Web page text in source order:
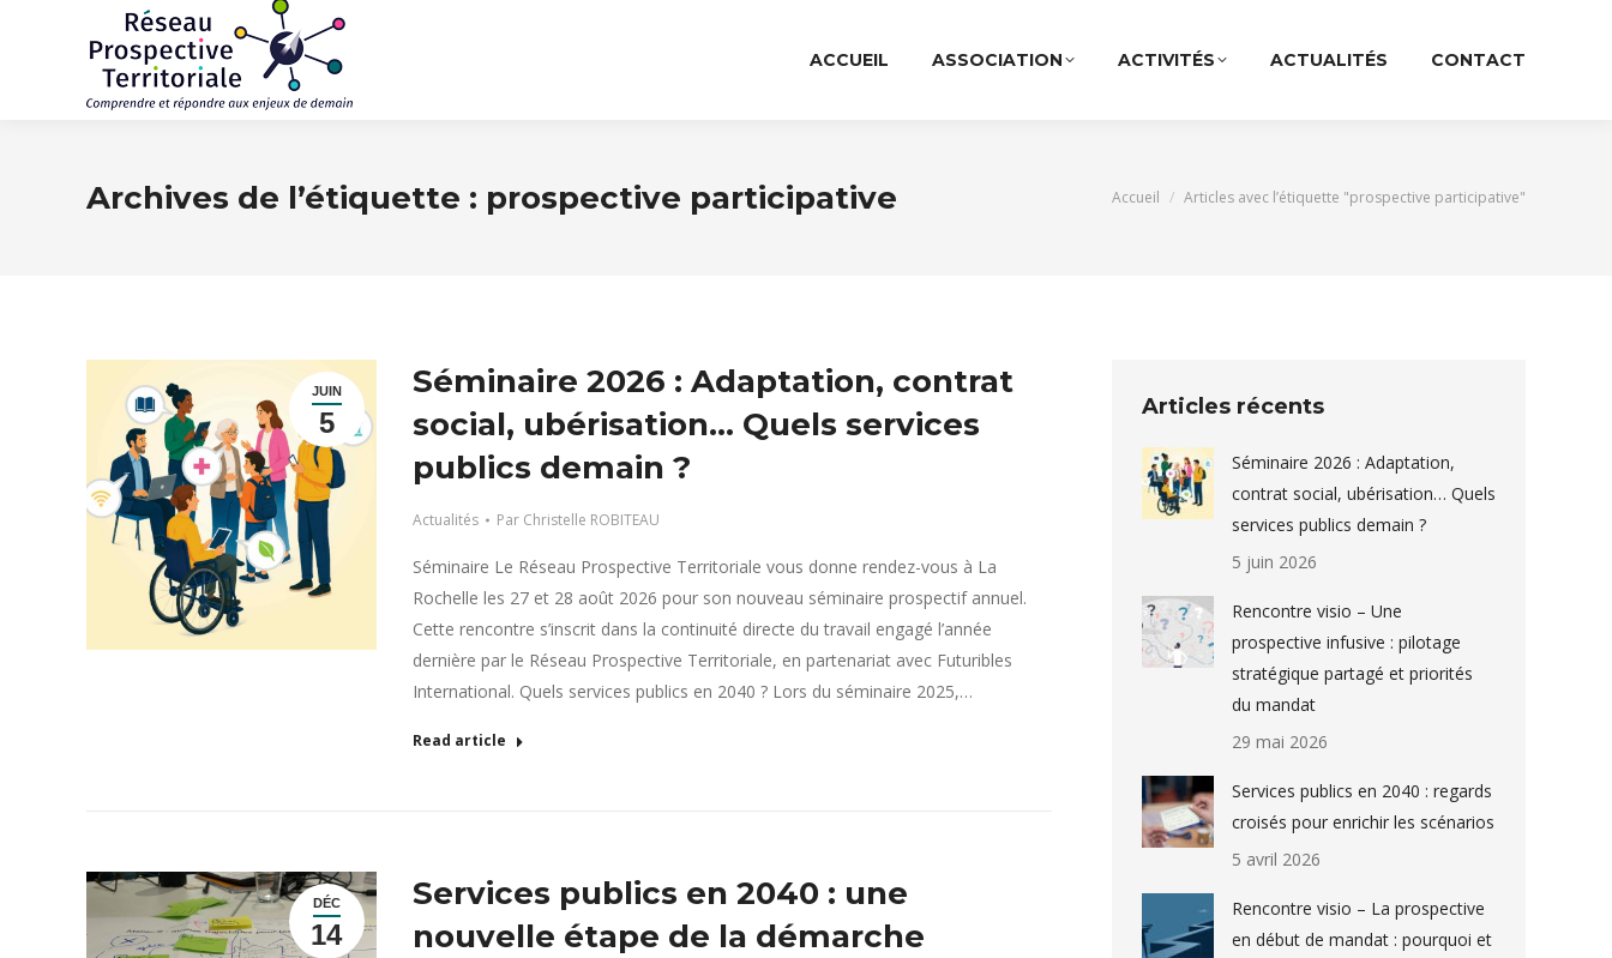
ACCUEIL ASSOCIATION ACTIVITÉS ACTUALITÉS CONTACT
Archives de l’étiquette : prospective participative Vous êtes ici :
Accueil Articles avec l’étiquette "prospective participative"
JUIN
5
Séminaire 2026 : Adaptation, contrat
social, ubérisation… Quels services
publics demain ?
Actualités Par Christelle ROBITEAU
Séminaire Le Réseau Prospective Territoriale vous donne rendez-vous à La
Rochelle les 27 et 28 août 2026 pour son nouveau séminaire prospectif annuel.
Cette rencontre s’inscrit dans la continuité directe du travail engagé l’année
dernière par le Réseau Prospective Territoriale, en partenariat avec Futuribles
International. Quels services publics en 2040 ? Lors du séminaire 2025,…
Read article
DÉC
14
Services publics en 2040 : une
nouvelle étape de la démarche
Articles récents
Séminaire 2026 : Adaptation,
contrat social, ubérisation… Quels
services publics demain ?
5 juin 2026
Rencontre visio – Une
prospective infusive : pilotage
stratégique partagé et priorités
du mandat
29 mai 2026
Services publics en 2040 : regards
croisés pour enrichir les scénarios
5 avril 2026
Rencontre visio – La prospective
en début de mandat : pourquoi et